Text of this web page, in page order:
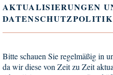
AKTUALISIERUNGEN
DATENSCHUTZPOLITIK
Bitte schauen Sie regelmäßig in
da wir diese von Zeit zu Zeit